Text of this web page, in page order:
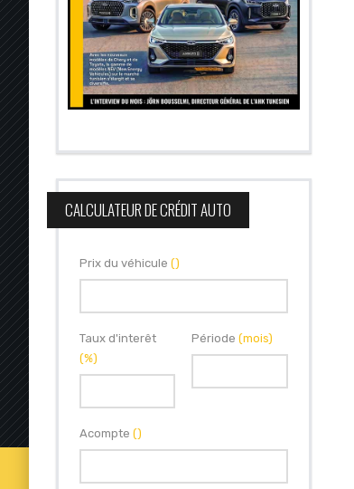
CALCULATEUR DE CRÉDIT AUTO
Prix du véhicule ()
Taux d'interêt
(%)
Période(mois)
Acompte ()